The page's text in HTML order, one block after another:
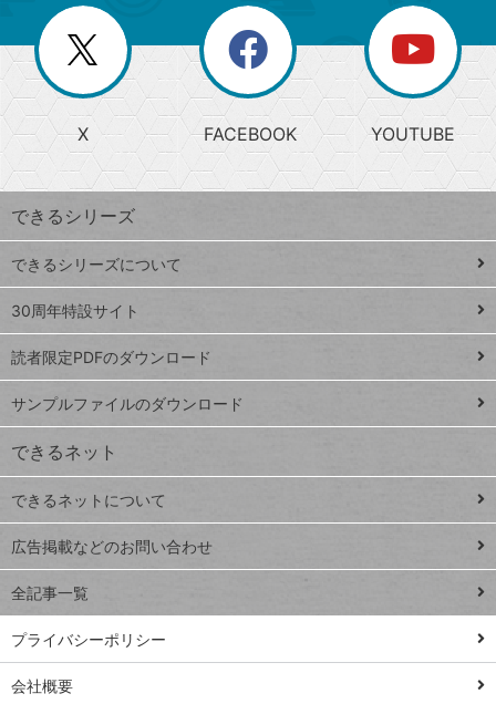
じ
る
search
検
索
上
昇
ワ
ー
ド
Google
スプレ
ッドシ
ート
iPhone
VLOOKUP
close
閉じ
る
閉
じ
る
ー
か
ら
探
す
ト
ッ
プ
ペ
ジ
連載
Excel Q&A
トイアンナ流仕
事術
PowerAutomate
ではじめる業務
の完全自動化
AI議事録作成術
X FACEBOOK YOUTUBE
できるシリーズ
できるシリーズについて
30周年特設サイト
読者限定PDFのダウンロード
サンプルファイルのダウンロード
できるネット
できるネットについて
広告掲載などのお問い合わせ
全記事一覧
プライバシーポリシー
会社概要